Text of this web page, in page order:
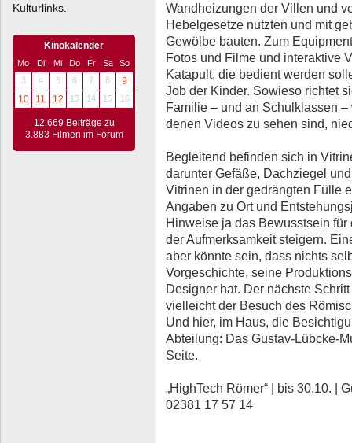
Kulturlinks.
Kinokalender
Mo Di Mi Do Fr Sa
So
3
4 5 6 7 8
9
10
11 12 13 14 15 16
12.669 Beiträge zu
3.883 Filmen im Forum
Wandheizungen der Villen und
Hebelgesetze nutzten und mit
Gewölbe bauten. Zum
Fotos und Filme und interaktive
Katapult, die bedient werden
Job der Kinder. Sowieso richtet
Familie – und an Schulklassen
denen Videos zu sehen sind,
Begleitend befinden sich in
darunter Gefäße, Dachziegel
Vitrinen in der gedrängten Fülle
Angaben zu Ort und
Hinweise ja das Bewusstsein
der Aufmerksamkeit steigern.
aber könnte sein, dass nichts
Vorgeschichte, seine
Designer hat. Der nächste
vielleicht der Besuch des
Und hier, im Haus, die
Abteilung: Das Gustav-Lübcke-
Seite.
„HighTech Römer“ | bis 30.10. |
02381 17 57 14